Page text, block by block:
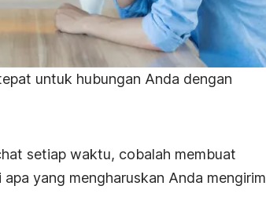
untuk hubungan Anda dengan
setiap waktu, cobalah membuat
yang mengharuskan Anda mengirim